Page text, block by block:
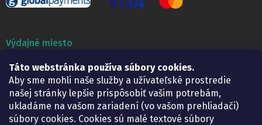
Táto webstránka používa súbory cookies.
Aby sme mohli naše služby a užívateľské prostredie
našej stránky lepšie prispôsobiť vašim potrebám,
ukladáme na vašom zariadení (vo vašom prehliadači)
súbory cookies. Cookies sú malé textové súbory
Výdajné miesto
Lekáreň ADONAI
Košice – Smetanova 2
Pondelok:
07.30 – 15.30 h.
Utorok:
07.30 – 16.00 h.
Streda:
07.30 – 16.00 h.